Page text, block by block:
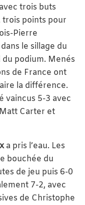
trois buts
points pour
Pierre
le sillage du
podium. Menés
de France ont
la différence.
vaincus 5-3 avec
Carter et
a pris l’eau. Les
bouchée du
de jeu puis 6-0
7-2, avec
de Christophe